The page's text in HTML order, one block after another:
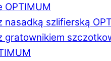
OPTIMUM
nasadką szlifierską
gratownikiem